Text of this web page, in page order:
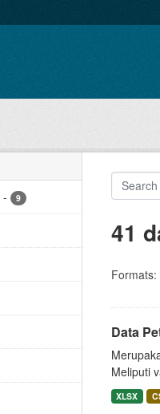
- 9
41
Formats:
Data
Meliputi
XLSX